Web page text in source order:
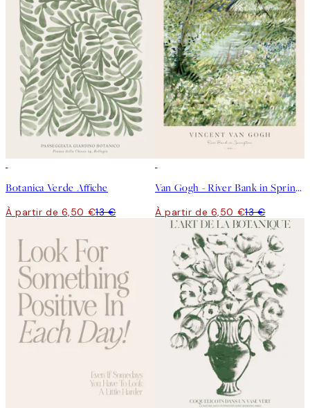
Botanica Verde Affiche
À partir de 6,50 €13 €
Van Gogh - River Bank in Springtime Affiche
À partir de 6,50 €13 €